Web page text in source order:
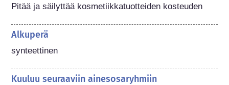
Pitää ja säilyttää kosmetiikkatuotteiden kosteuden
Alkuperä
synteettinen
Kuuluu seuraaviin ainesosaryhmiin